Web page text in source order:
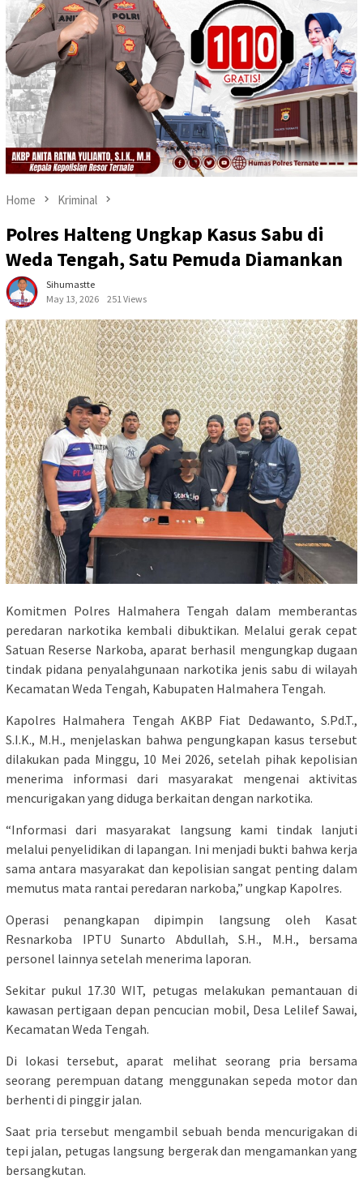
Home Kriminal
Polres Halteng Ungkap Kasus Sabu di
Weda Tengah, Satu Pemuda Diamankan
Sihumastte
May 13, 2026
251 Views
Komitmen Polres Halmahera Tengah dalam memberantas
peredaran narkotika kembali dibuktikan. Melalui gerak cepat
Satuan Reserse Narkoba, aparat berhasil mengungkap dugaan
tindak pidana penyalahgunaan narkotika jenis sabu di wilayah
Kecamatan Weda Tengah, Kabupaten Halmahera Tengah.
Kapolres Halmahera Tengah AKBP Fiat Dedawanto, S.Pd.T.,
S.I.K., M.H., menjelaskan bahwa pengungkapan kasus tersebut
dilakukan pada Minggu, 10 Mei 2026, setelah pihak kepolisian
menerima informasi dari masyarakat mengenai aktivitas
mencurigakan yang diduga berkaitan dengan narkotika.
“Informasi dari masyarakat langsung kami tindak lanjuti
melalui penyelidikan di lapangan. Ini menjadi bukti bahwa kerja
sama antara masyarakat dan kepolisian sangat penting dalam
memutus mata rantai peredaran narkoba,” ungkap Kapolres.
Operasi penangkapan dipimpin langsung oleh Kasat
Resnarkoba IPTU Sunarto Abdullah, S.H., M.H., bersama
personel lainnya setelah menerima laporan.
Sekitar pukul 17.30 WIT, petugas melakukan pemantauan di
kawasan pertigaan depan pencucian mobil, Desa Lelilef Sawai,
Kecamatan Weda Tengah.
Di lokasi tersebut, aparat melihat seorang pria bersama
seorang perempuan datang menggunakan sepeda motor dan
berhenti di pinggir jalan.
Saat pria tersebut mengambil sebuah benda mencurigakan di
tepi jalan, petugas langsung bergerak dan mengamankan yang
bersangkutan.